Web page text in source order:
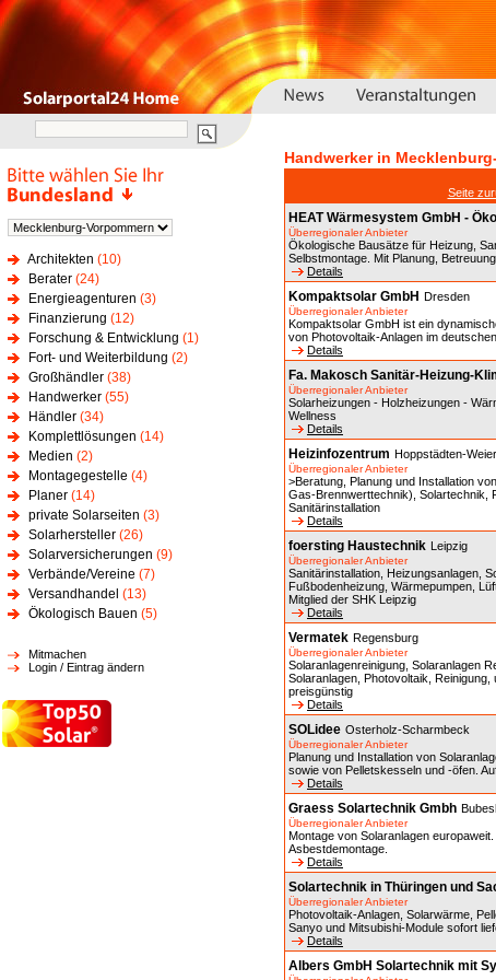
Architekten (10)
Berater (24)
Energieagenturen (3)
Finanzierung (12)
Forschung & Entwicklung (1)
Fort- und Weiterbildung (2)
Großhändler (38)
Handwerker (55)
Händler (34)
Komplettlösungen (14)
Medien (2)
Montagegestelle (4)
Planer (14)
private Solarseiten (3)
Solarhersteller (26)
Solarversicherungen (9)
Verbände/Vereine (7)
Versandhandel (13)
Ökologisch Bauen (5)
Mitmachen
Login / Eintrag ändern
Handwerker in
Seite
HEAT Wärmesystem GmbH -
Überregionaler Anbieter
Ökologische Bausätze für Heizung,
Selbstmontage. Mit Planung,
Details
Kompaktsolar GmbH Dresden
Überregionaler Anbieter
Kompaktsolar GmbH ist ein
von Photovoltaik-Anlagen im
Details
Fa. Makosch Sanitär-Heizung-
Überregionaler Anbieter
Solarheizungen - Holzheizungen -
Wellness
Details
Heizinfozentrum Hoppstädten-
Überregionaler Anbieter
>Beratung, Planung und Installation
Gas-Brennwerttechnik), Solartechnik,
Sanitärinstallation
Details
foersting Haustechnik Leipzig
Überregionaler Anbieter
Sanitärinstallation, Heizungsanlagen,
Fußbodenheizung, Wärmepumpen,
Mitglied der SHK Leipzig
Details
Vermatek Regensburg
Überregionaler Anbieter
Solaranlagenreinigung, Solaranlagen
Solaranlagen, Photovoltaik,
preisgünstig
Details
SOLidee Osterholz-Scharmbeck
Überregionaler Anbieter
Planung und Installation von
sowie von Pelletskesseln und -öfen.
Details
Graess Solartechnik Gmbh
Überregionaler Anbieter
Montage von Solaranlagen
Asbestdemontage.
Details
Solartechnik in Thüringen und
Überregionaler Anbieter
Photovoltaik-Anlagen, Solarwärme,
Sanyo und Mitsubishi-Module sofort
Details
Albers GmbH Solartechnik mit